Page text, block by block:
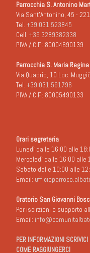
Parrocchia S. Antonino
Via Sant'Antonino, 45 -
Tel. +39 031 523845
Cell. +39 3289382338
P.IVA / C.F.: 80004690139
Parrocchia S. Maria
Via Quadrio, 10 Loc.
Tel. +39 031 591796
P.IVA / C.F.: 80005490133
Orari segreteria
Lunedì dalle 16:00 alle
Mercoledì dalle 16:00 alle
Sabato dalle 10:00 alle
Email:
Oratorio San Giovanni
Per iscirzioni o supporto
Email:
PER INFORMAZIONI SCRIVICI
COME RAGGIUNGERCI